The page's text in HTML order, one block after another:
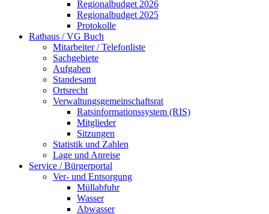
Regionalbudget 2026
Regionalbudget 2025
Protokolle
Rathaus / VG Buch
Mitarbeiter / Telefonliste
Sachgebiete
Aufgaben
Standesamt
Ortsrecht
Verwaltungsgemeinschaftsrat
Ratsinformationssystem (RIS)
Mitglieder
Sitzungen
Statistik und Zahlen
Lage und Anreise
Service / Bürgerportal
Ver- und Entsorgung
Müllabfuhr
Wasser
Abwasser